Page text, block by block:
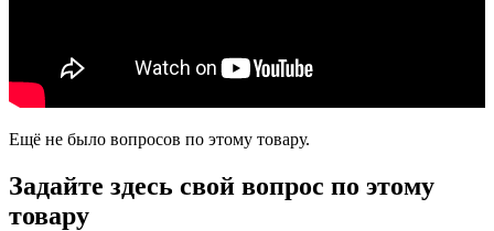
Ещё не было вопросов по этому товару.
Задайте здесь свой вопрос по этому
товару